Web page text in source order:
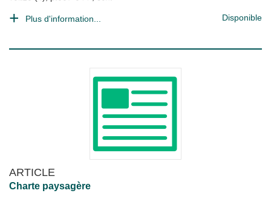
Plus d'information... Disponible
ARTICLE
Charte paysagère